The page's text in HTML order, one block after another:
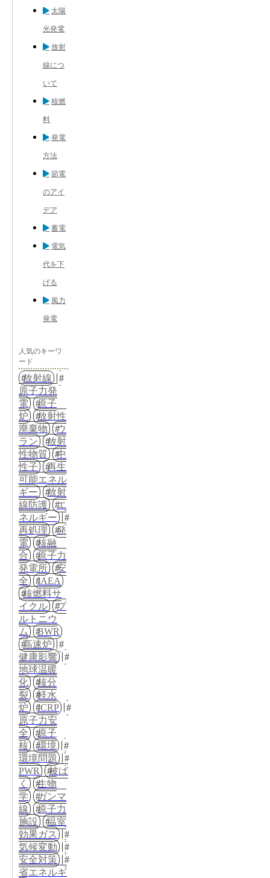
太陽
光発電
放射
線につ
いて
核燃
料
発電
方法
節電
のアイ
デア
蓄電
電気
代を下
げる
風力
発電
人気のキーワ
ード
放射線
原子力発
電
原子
炉
放射性
廃棄物
ウ
ラン
放射
性物質
中
性子
再生
可能エネル
ギー
放射
線防護
エ
ネルギー
再処理
発
電
核融
合
原子力
発電所
安
全
IAEA
核燃料サ
イクル
プ
ルトニウ
ム
BWR
高速炉
健康影響
地球温暖
化
核分
裂
軽水
炉
ICRP
原子力安
全
原子
核
環境
環境問題
PWR
被ば
く
生物
学
ガンマ
線
原子力
施設
温室
効果ガス
気候変動
安全対策
省エネルギ